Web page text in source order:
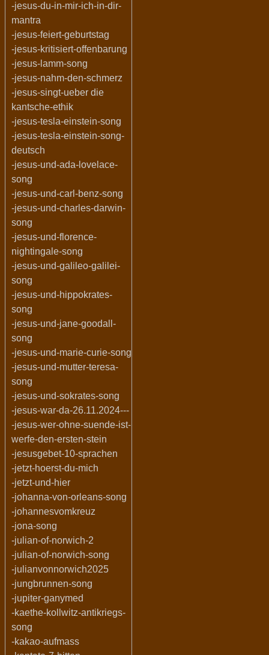
-jesus-du-in-mir-ich-in-dir-
mantra
-jesus-feiert-geburtstag
-jesus-kritisiert-offenbarung
-jesus-lamm-song
-jesus-nahm-den-schmerz
-jesus-singt-ueber die
kantsche-ethik
-jesus-tesla-einstein-song
-jesus-tesla-einstein-song-
deutsch
-jesus-und-ada-lovelace-
song
-jesus-und-carl-benz-song
-jesus-und-charles-darwin-
song
-jesus-und-florence-
nightingale-song
-jesus-und-galileo-galilei-
song
-jesus-und-hippokrates-
song
-jesus-und-jane-goodall-
song
-jesus-und-marie-curie-song
-jesus-und-mutter-teresa-
song
-jesus-und-sokrates-song
-jesus-war-da-26.11.2024---
-jesus-wer-ohne-suende-ist-
werfe-den-ersten-stein
-jesusgebet-10-sprachen
-jetzt-hoerst-du-mich
-jetzt-und-hier
-johanna-von-orleans-song
-johannesvomkreuz
-jona-song
-julian-of-norwich-2
-julian-of-norwich-song
-julianvonnorwich2025
-jungbrunnen-song
-jupiter-ganymed
-kaethe-kollwitz-antikriegs-
song
-kakao-aufmass